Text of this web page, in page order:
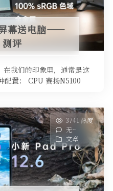
幕送电脑——
评
在我们的印象里，通常是这
配置： CPU 赛扬N5100
3741 热度
无~
文章